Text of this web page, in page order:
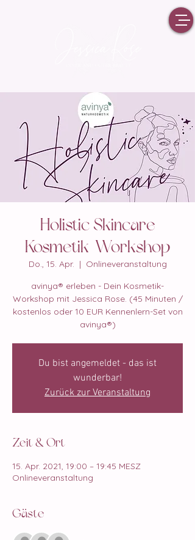
Holistic Skincare
Kosmetik-Workshop
Do., 15. Apr.
  |
Onlineveranstaltung
avinya®️ erleben - Dein Kosmetik-
Workshop mit Jessica Rose. (45 Minuten /
kostenlos oder 10 EUR Kennenlern-Set von
avinya®️)
Du bist angemeldet - das ist
wunderbar!
Zurück zur Veranstaltung
Zeit & Ort
15. Apr. 2021, 19:00 – 19:45 MESZ
Onlineveranstaltung
Gäste